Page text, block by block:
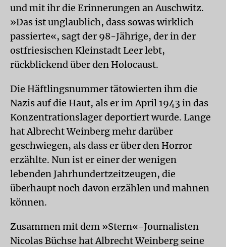
und mit ihr die Erinnerungen an Auschwitz.
»Das ist unglaublich, dass sowas wirklich
passierte«, sagt der 98-Jährige, der in der
ostfriesischen Kleinstadt Leer lebt,
rückblickend über den Holocaust.
Die Häftlingsnummer tätowierten ihm die
Nazis auf die Haut, als er im April 1943 in das
Konzentrationslager deportiert wurde. Lange
hat Albrecht Weinberg mehr darüber
geschwiegen, als dass er über den Horror
erzählte. Nun ist er einer der wenigen
lebenden Jahrhundertzeitzeugen, die
überhaupt noch davon erzählen und mahnen
können.
Zusammen mit dem »Stern«-Journalisten
Nicolas Büchse hat Albrecht Weinberg seine